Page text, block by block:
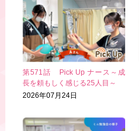
第571話 Pick Up ナース～成
長を頼もしく感じる25人目～
2026年07月24日